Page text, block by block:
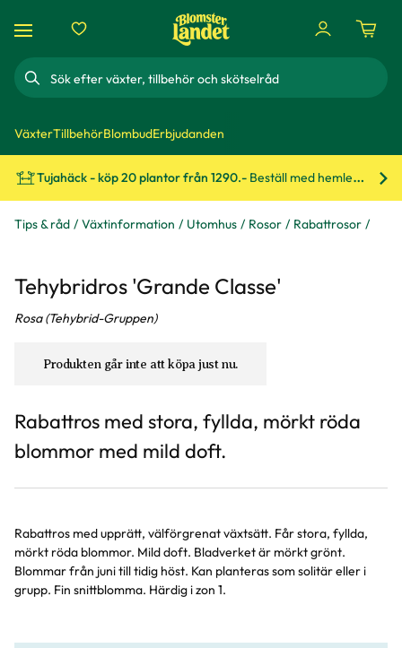
Sök
VäxterTillbehörBlombudErbjudanden
Tujahäck - köp 20 plantor från 1290.- Beställ med hemleverans!
Tips & råd Växtinformation Utomhus Rosor Rabattrosor
Tehybridros 'Grande Classe'
Rosa (Tehybrid-Gruppen)
Produkten går inte att köpa just nu.
Rabattros med stora, fyllda, mörkt röda
blommor med mild doft.
Rabattros med upprätt, välförgrenat växtsätt. Får stora, fyllda,
mörkt röda blommor. Mild doft. Bladverket är mörkt grönt.
Blommar från juni till tidig höst. Kan planteras som solitär eller i
grupp. Fin snittblomma. Härdig i zon 1.